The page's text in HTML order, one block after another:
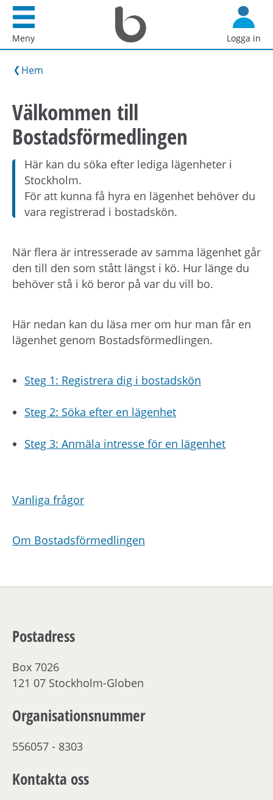
d
t
t
i
l
i
e
h
å
l
e
Meny
Startsida
Bostadsförmedlingen
i
Logga in
Hem
Välkommen till
Bostadsförmedlingen
Här kan du söka efter lediga lägenheter i
Stockholm.
För att kunna få hyra en lägenhet behöver du
vara registrerad i bostadskön.
När flera är intresserade av samma lägenhet går
den till den som stått längst i kö. Hur länge du
behöver stå i kö beror på var du vill bo.
Här nedan kan du läsa mer om hur man får en
lägenhet genom Bostadsförmedlingen.
Steg 1: Registrera dig i bostadskön
Steg 2: Söka efter en lägenhet
Steg 3: Anmäla intresse för en lägenhet
Vanliga frågor
Om Bostadsförmedlingen
Postadress
Box 7026
121 07 Stockholm-Globen
Organisationsnummer
556057 - 8303
Kontakta oss